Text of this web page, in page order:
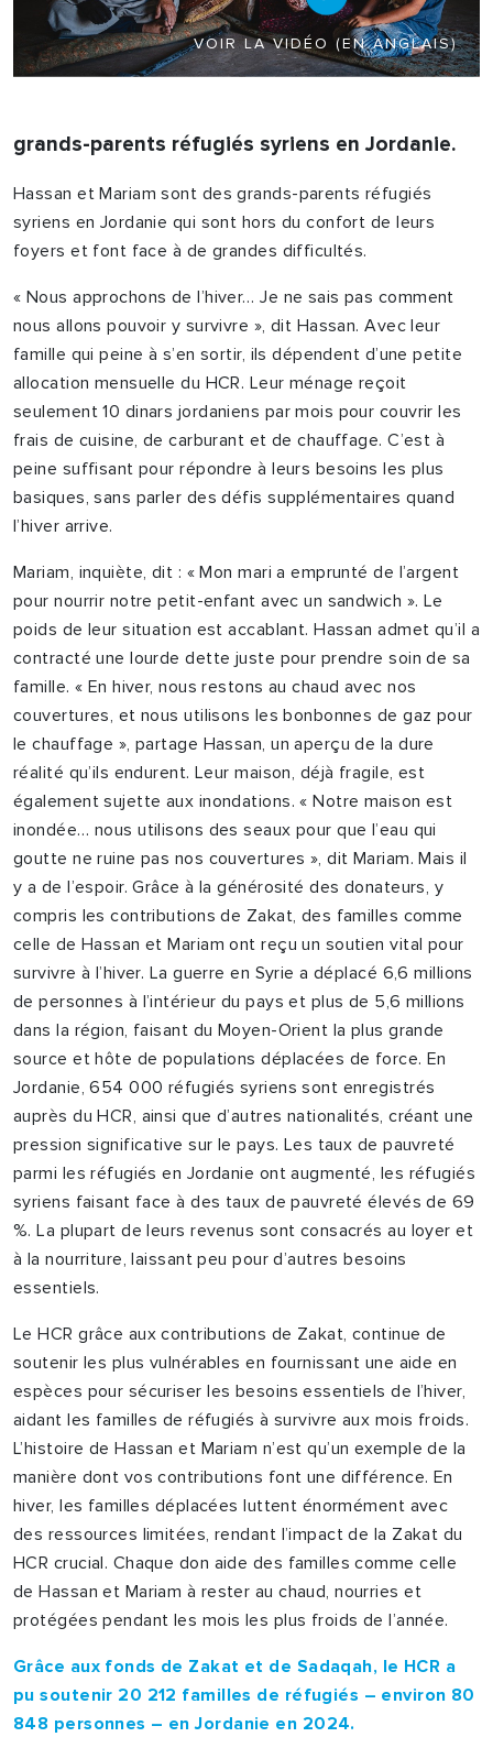
VOIR LA VIDÉO (EN ANGLAIS)
grands-parents réfugiés syriens en Jordanie.
Hassan et Mariam sont des grands-parents réfugiés
syriens en Jordanie qui sont hors du confort de leurs
foyers et font face à de grandes difficultés.
« Nous approchons de l’hiver… Je ne sais pas comment
nous allons pouvoir y survivre », dit Hassan. Avec leur
famille qui peine à s’en sortir, ils dépendent d’une petite
allocation mensuelle du HCR. Leur ménage reçoit
seulement 10 dinars jordaniens par mois pour couvrir les
frais de cuisine, de carburant et de chauffage. C’est à
peine suffisant pour répondre à leurs besoins les plus
basiques, sans parler des défis supplémentaires quand
l’hiver arrive.
Mariam, inquiète, dit : « Mon mari a emprunté de l’argent
pour nourrir notre petit-enfant avec un sandwich ». Le
poids de leur situation est accablant. Hassan admet qu’il a
contracté une lourde dette juste pour prendre soin de sa
famille. « En hiver, nous restons au chaud avec nos
couvertures, et nous utilisons les bonbonnes de gaz pour
le chauffage », partage Hassan, un aperçu de la dure
réalité qu’ils endurent. Leur maison, déjà fragile, est
également sujette aux inondations. « Notre maison est
inondée… nous utilisons des seaux pour que l’eau qui
goutte ne ruine pas nos couvertures », dit Mariam. Mais il
y a de l’espoir. Grâce à la générosité des donateurs, y
compris les contributions de Zakat, des familles comme
celle de Hassan et Mariam ont reçu un soutien vital pour
survivre à l’hiver. La guerre en Syrie a déplacé 6,6 millions
de personnes à l’intérieur du pays et plus de 5,6 millions
dans la région, faisant du Moyen-Orient la plus grande
source et hôte de populations déplacées de force. En
Jordanie, 654 000 réfugiés syriens sont enregistrés
auprès du HCR, ainsi que d’autres nationalités, créant une
pression significative sur le pays. Les taux de pauvreté
parmi les réfugiés en Jordanie ont augmenté, les réfugiés
syriens faisant face à des taux de pauvreté élevés de 69
%. La plupart de leurs revenus sont consacrés au loyer et
à la nourriture, laissant peu pour d’autres besoins
essentiels.
Le HCR grâce aux contributions de Zakat, continue de
soutenir les plus vulnérables en fournissant une aide en
espèces pour sécuriser les besoins essentiels de l’hiver,
aidant les familles de réfugiés à survivre aux mois froids.
L’histoire de Hassan et Mariam n’est qu’un exemple de la
manière dont vos contributions font une différence. En
hiver, les familles déplacées luttent énormément avec
des ressources limitées, rendant l’impact de la Zakat du
HCR crucial. Chaque don aide des familles comme celle
de Hassan et Mariam à rester au chaud, nourries et
protégées pendant les mois les plus froids de l’année.
Grâce aux fonds de Zakat et de Sadaqah, le HCR a
pu soutenir 20 212 familles de réfugiés – environ 80
848 personnes – en Jordanie en 2024.